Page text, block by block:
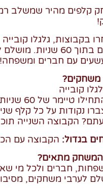
קלפים מהיר שמשלב
בקבוצות, גלגלו
מילים בתוך 60
עם חברים ומשפחה!
משחקים?
הקבוצה השנייה
בגדול: הקבוצה עם
המשחק מתאים?
חברים ולכל מי
לערבי משחקים,